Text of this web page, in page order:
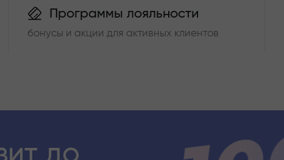
Программы лояльности
бонусы и акции для активных клиентов
до